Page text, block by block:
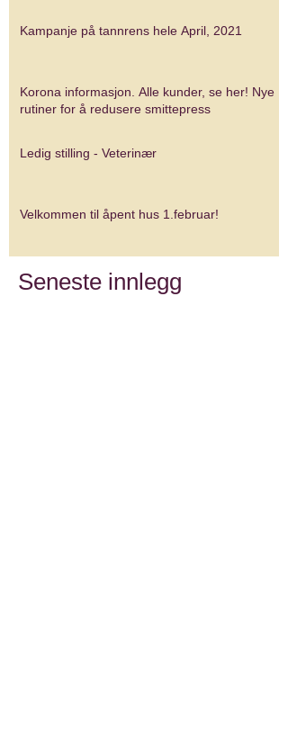
Kampanje på tannrens hele April, 2021
Korona informasjon. Alle kunder, se her! Nye
rutiner for å redusere smittepress
Ledig stilling - Veterinær
Velkommen til åpent hus 1.februar!
Seneste innlegg